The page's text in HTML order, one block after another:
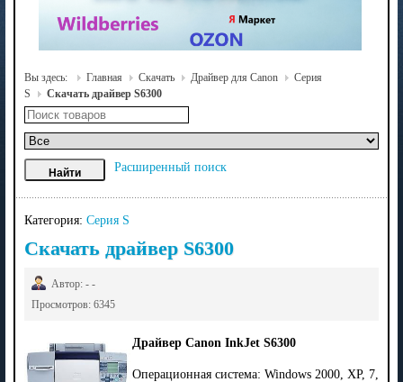
Вы здесь: Главная Скачать Драйвер для Canon
Серия
S
Скачать драйвер S6300
Расширенный поиск
Категория: Серия S
Скачать драйвер S6300
Автор: - -
Просмотров: 6345
Драйвер Canon InkJet S6300
Операционная система: Windows 2000, XP, 7,